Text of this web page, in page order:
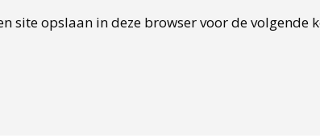
site opslaan in deze browser voor de volgende